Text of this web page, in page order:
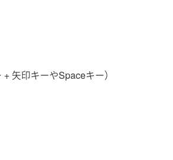
矢印キーやSpaceキー）